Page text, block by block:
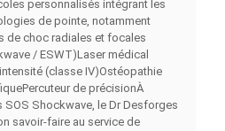
personnalisés intégrant les
de pointe, notamment
de choc radiales et focales
/ ESWT)Laser médical
(classe IV)Ostéopathie
de précisionÀ
SOS Shockwave, le Dr Desforges
savoir-faire au service de